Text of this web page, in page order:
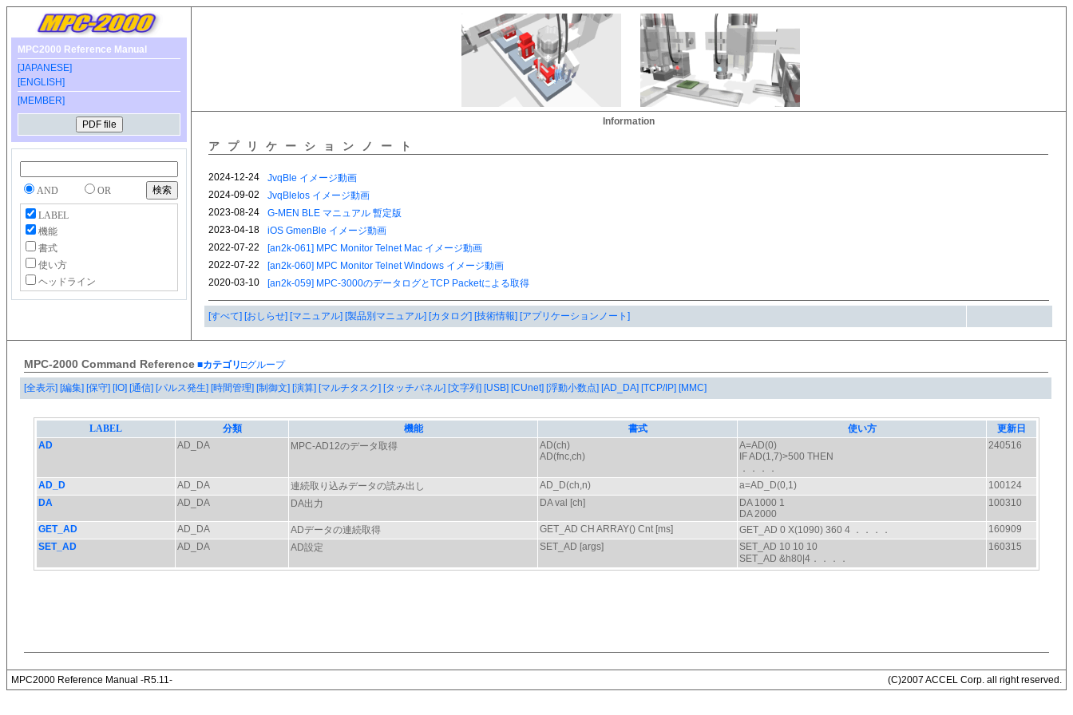
MPC2000 Reference Manual
[JAPANESE]
[ENGLISH]
[MEMBER]
AND OR
LABEL
機能
書式
使い方
ヘッドライン
Information
アプリケーションノート
[すべて] [おしらせ] [マニュアル] [製品別マニュアル] [カタログ] [技術情報] [アプリケーションノート]
MPC-2000 Command Reference ■カテゴリ□グループ
[全表示] [編集] [保守] [IO] [通信] [パルス発生] [時間管理] [制御文] [演算] [マルチタスク] [タッチパネル] [文字列] [USB] [CUnet] [浮動小数点] [AD_DA] [TCP/IP] [MMC]
MPC2000 Reference Manual -R5.11- (C)2007 ACCEL Corp. all right reserved.